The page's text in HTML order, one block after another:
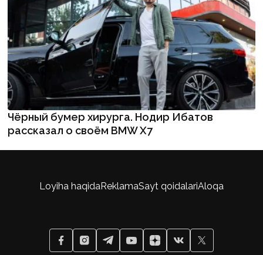
Чёрный бумер хирурга. Нодир Ибатов
рассказал о своём BMW X7
Loyiha haqidaReklamaSayt qoidalariAloqa